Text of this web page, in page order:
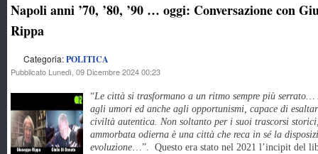
Napoli anni ’70, ’80, ’90 … oggi: Conversazione con
Rippa
Categoria:POLITICA
Pubblicato Lunedì, 09 Dicembre 2024 00:23
“Le città si trasformano a un ritmo sempre più
agli umori ed anche agli opportunismi, capace di
civiltà autentica. Non soltanto per i suoi trascorsi
ammorbata odierna è una città che reca in sé la
evoluzione…”. Questo era stato nel 2021 l’incipit del